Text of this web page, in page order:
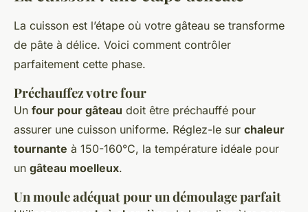
La cuisson est l’étape où votre gâteau se transforme
de pâte à délice. Voici comment contrôler
parfaitement cette phase.
Préchauffez votre four
Un four pour gâteau doit être préchauffé pour
assurer une cuisson uniforme. Réglez-le sur chaleur
tournante à 150-160°C, la température idéale pour
un gâteau moelleux.
Unmoule adéquatpour un démoulage parfait